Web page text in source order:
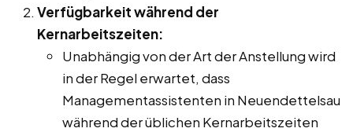
Verfügbarkeit während der
Kernarbeitszeiten:
Unabhängig von der Art der Anstellung wird
in der Regel erwartet, dass
Managementassistenten in Neuendettelsau
während der üblichen Kernarbeitszeiten